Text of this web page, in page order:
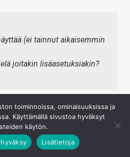
(ei tainnut aikaisemmin
joitakin lisäasetuksiakin?
mitään uutta? Tuo
asetuksista aiemminkin. Se
asetus on käsittääkseni tulossa
toiminnoissa, ominaisuuksissa ja
Käyttämällä sivustoa hyväksyt
käytön.
hyväksy Lisätietoja